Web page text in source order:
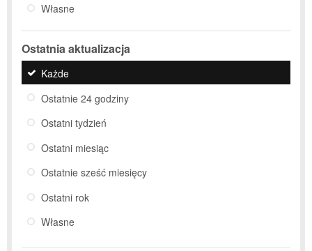
Własne
Ostatnia aktualizacja
Każde
Ostatnie 24 godziny
Ostatni tydzień
Ostatni miesiąc
Ostatnie sześć miesięcy
Ostatni rok
Własne